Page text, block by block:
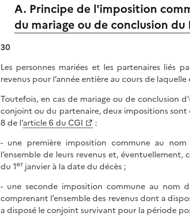
A. Principe de l'imposition
du mariage ou de conclusion du
30
Les personnes mariées et les partenaires liés
revenus pour l’année entière au cours de laquelle
Toutefois, en cas de mariage ou de conclusion
conjoint ou du partenaire, deux impositions
8 de l’article 6 du CGI
:
- une première imposition commune au
l’ensemble de leurs revenus et,
du 1er janvier à la date du décès ;
- une seconde imposition commune au nom
comprenant l’ensemble des revenus dont a
a disposé le conjoint survivant pour la période